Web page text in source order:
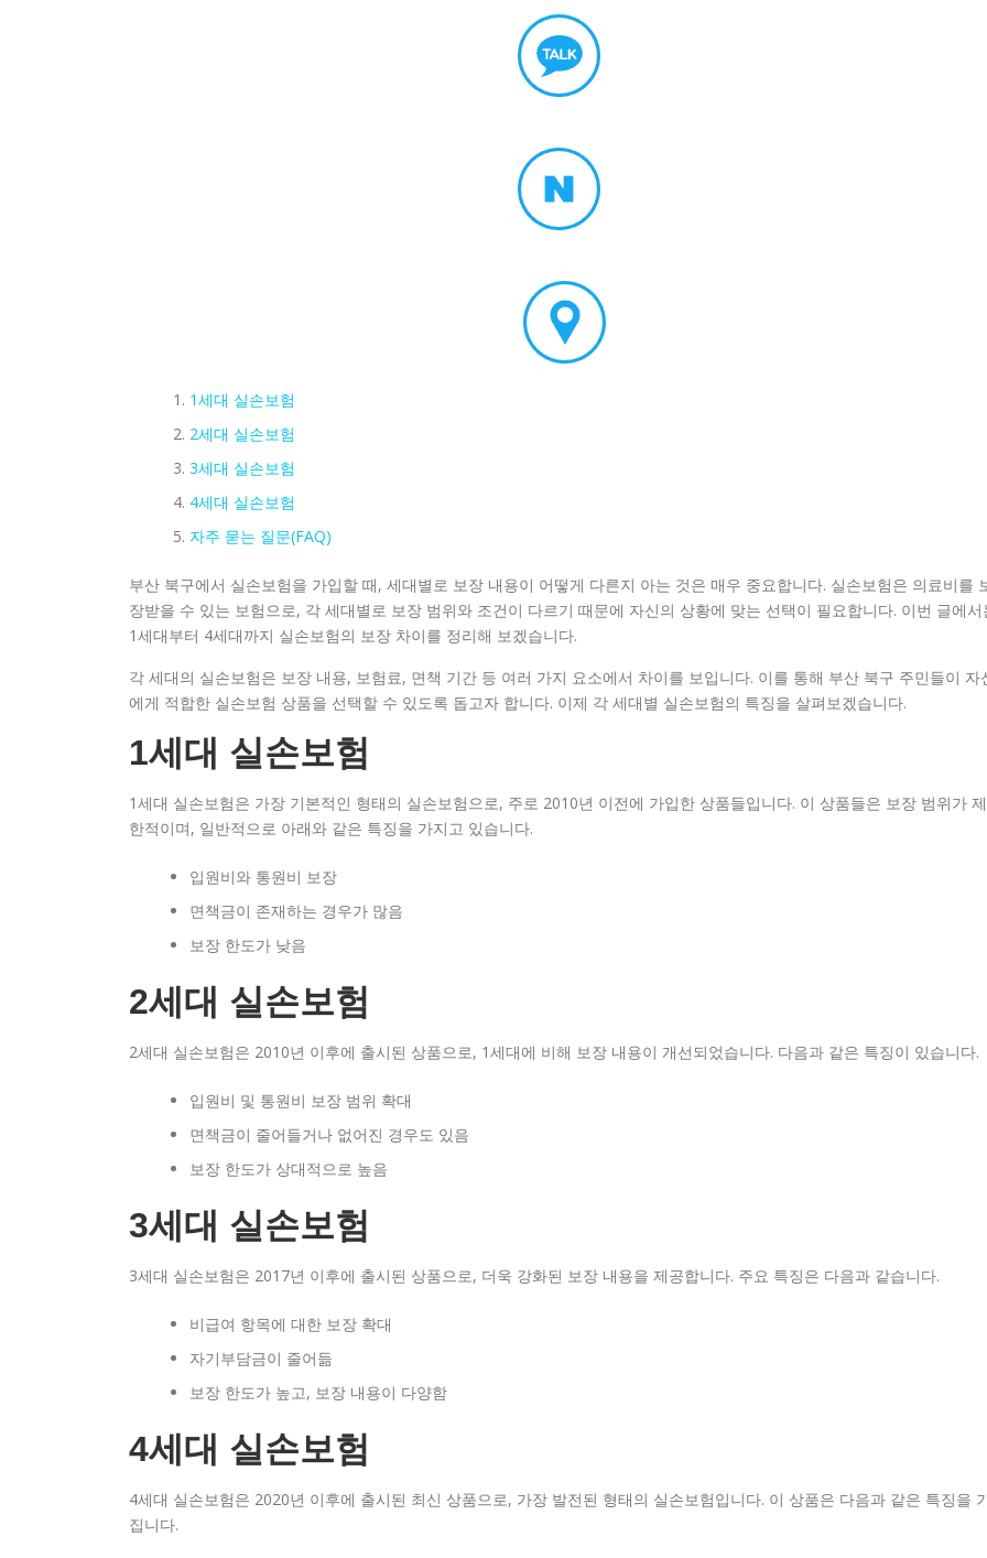
1세대 실손보험
2세대 실손보험
3세대 실손보험
4세대 실손보험
자주 묻는 질문(FAQ)
부산 북구에서 실손보험을 가입할 때, 세대별로 보장 내용이 어떻게 다른지 아는 것은 매우 중요합니다. 실손보험은 의료비를
장받을 수 있는 보험으로, 각 세대별로 보장 범위와 조건이 다르기 때문에 자신의 상황에 맞는 선택이 필요합니다. 이번 글에서
1세대부터 4세대까지 실손보험의 보장 차이를 정리해 보겠습니다.
각 세대의 실손보험은 보장 내용, 보험료, 면책 기간 등 여러 가지 요소에서 차이를 보입니다. 이를 통해 부산 북구 주민들이 자
에게 적합한 실손보험 상품을 선택할 수 있도록 돕고자 합니다. 이제 각 세대별 실손보험의 특징을 살펴보겠습니다.
1세대 실손보험
1세대 실손보험은 가장 기본적인 형태의 실손보험으로, 주로 2010년 이전에 가입한 상품들입니다. 이 상품들은 보장 범위가 제
한적이며, 일반적으로 아래와 같은 특징을 가지고 있습니다.
입원비와 통원비 보장
면책금이 존재하는 경우가 많음
보장 한도가 낮음
2세대 실손보험
2세대 실손보험은 2010년 이후에 출시된 상품으로, 1세대에 비해 보장 내용이 개선되었습니다. 다음과 같은 특징이 있습니다.
입원비 및 통원비 보장 범위 확대
면책금이 줄어들거나 없어진 경우도 있음
보장 한도가 상대적으로 높음
3세대 실손보험
3세대 실손보험은 2017년 이후에 출시된 상품으로, 더욱 강화된 보장 내용을 제공합니다. 주요 특징은 다음과 같습니다.
비급여 항목에 대한 보장 확대
자기부담금이 줄어듦
보장 한도가 높고, 보장 내용이 다양함
4세대 실손보험
4세대 실손보험은 2020년 이후에 출시된 최신 상품으로, 가장 발전된 형태의 실손보험입니다. 이 상품은 다음과 같은 특징을
집니다.